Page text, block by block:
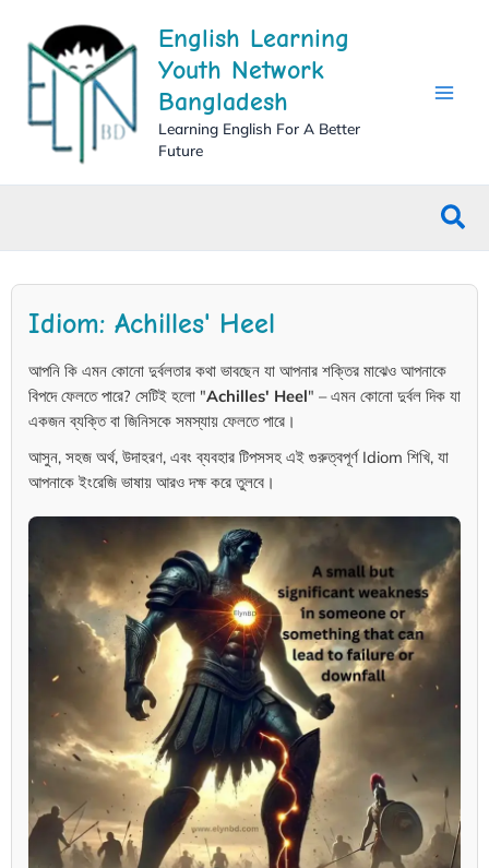
content
English Learning
Youth Network
Bangladesh
Learning English For A Better
Future
Idiom: Achilles' Heel
আপনি কি এমন কোনো দুর্বলতার কথা ভাবছেন যা আপনার শক্তির মাঝেও আপনাকে
বিপদে ফেলতে পারে? সেটিই হলো "Achilles' Heel" – এমন কোনো দুর্বল দিক যা
একজন ব্যক্তি বা জিনিসকে সমস্যায় ফেলতে পারে।
আসুন, সহজ অর্থ, উদাহরণ, এবং ব্যবহার টিপসসহ এই গুরুত্বপূর্ণ Idiom শিখি, যা
আপনাকে ইংরেজি ভাষায় আরও দক্ষ করে তুলবে।